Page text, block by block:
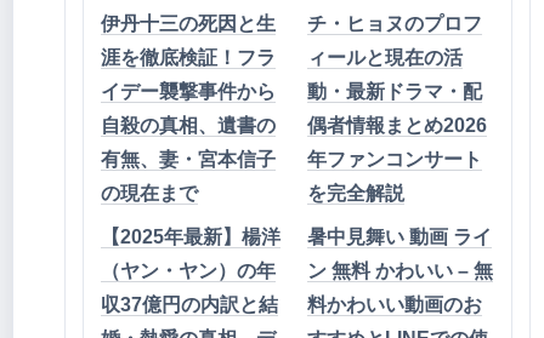
伊丹十三の死因と生
涯を徹底検証！フラ
イデー襲撃事件から
自殺の真相、遺書の
有無、妻・宮本信子
の現在まで
チ・ヒョヌのプロフ
ィールと現在の活
動・最新ドラマ・配
偶者情報まとめ2026
年ファンコンサート
を完全解説
【2025年最新】楊洋
（ヤン・ヤン）の年
収37億円の内訳と結
暑中見舞い 動画 ライ
ン 無料 かわいい – 無
料かわいい動画のお